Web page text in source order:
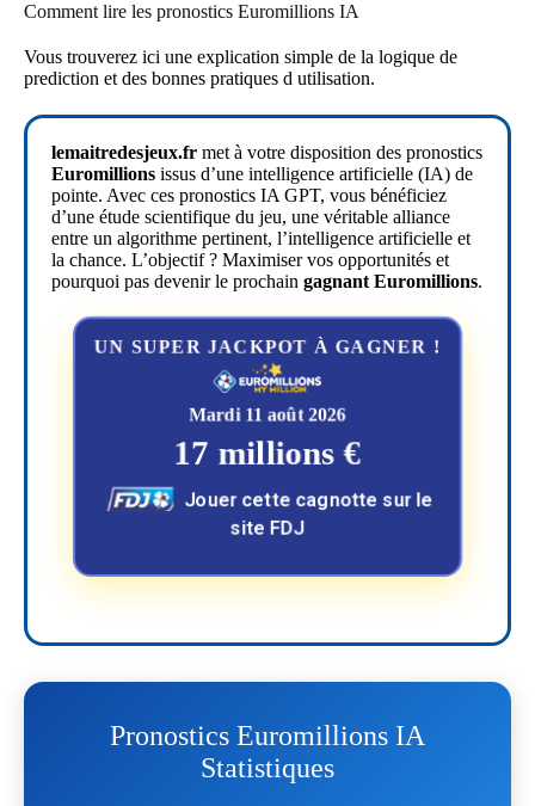
Comment lire les pronostics Euromillions IA
Vous trouverez ici une explication simple de la logique de
prediction et des bonnes pratiques d utilisation.
lemaitredesjeux.fr met à votre disposition des pronostics
Euromillions issus d’une intelligence artificielle (IA) de
pointe. Avec ces pronostics IA GPT, vous bénéficiez
d’une étude scientifique du jeu, une véritable alliance
entre un algorithme pertinent, l’intelligence artificielle et
la chance. L’objectif ? Maximiser vos opportunités et
pourquoi pas devenir le prochain gagnant Euromillions.
UN SUPER JACKPOT À GAGNER !
Mardi 11 août 2026
17 millions €
Jouer cette cagnotte sur le
site FDJ
Pronostics Euromillions IA
Statistiques